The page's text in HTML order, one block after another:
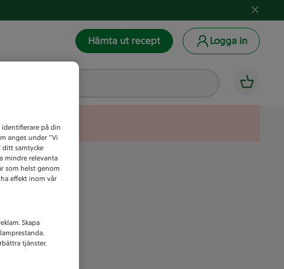
Hämta ut recept Logga in
på din
anges under ”Vi
ditt samtycke
mindre relevanta
som helst genom
effekt inom vår
Skapa
tjänster.